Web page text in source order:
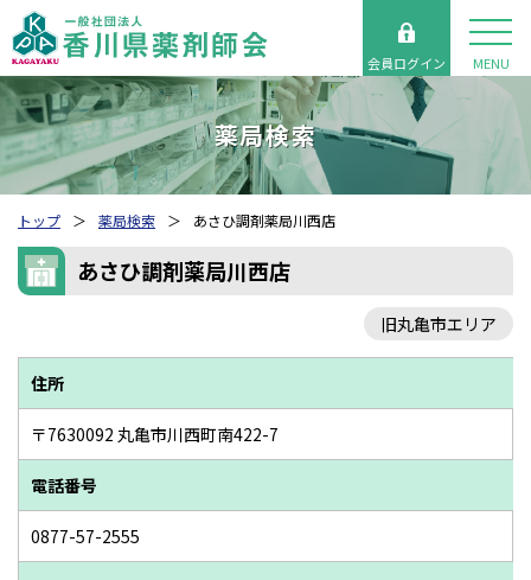
会員ログイン MENU
薬局検索
トップ 薬局検索 あさひ調剤薬局川西店
あさひ調剤薬局川西店
旧丸亀市エリア
住所
〒7630092 丸亀市川西町南422-7
電話番号
0877-57-2555